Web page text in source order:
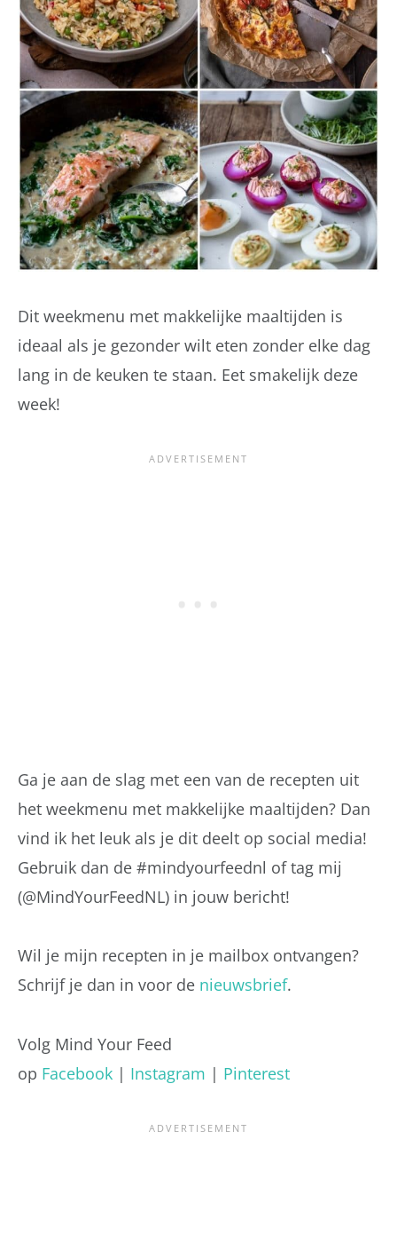
Dit weekmenu met makkelijke maaltijden is
ideaal als je gezonder wilt eten zonder elke dag
lang in de keuken te staan. Eet smakelijk deze
week!
Ga je aan de slag met een van de recepten uit
het weekmenu met makkelijke maaltijden? Dan
vind ik het leuk als je dit deelt op social media!
Gebruik dan de #mindyourfeednl of tag mij
(@MindYourFeedNL) in jouw bericht!
Wil je mijn recepten in je mailbox ontvangen?
Schrijf je dan in voor de nieuwsbrief.
Volg Mind Your Feed
op Facebook | Instagram | Pinterest